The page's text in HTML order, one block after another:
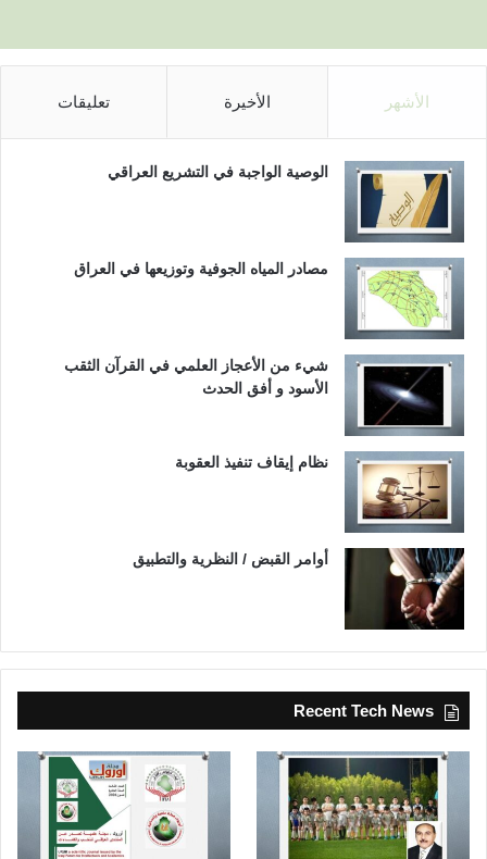
الأشهر الأخيرة تعليقات
الوصية الواجبة في التشريع العراقي
مصادر المياه الجوفية وتوزيعها في العراق
شيء من الأعجاز العلمي في القرآن الثقب
الأسود و أفق الحدث
نظام إيقاف تنفيذ العقوبة
أوامر القبض / النظرية والتطبيق
Recent Tech News